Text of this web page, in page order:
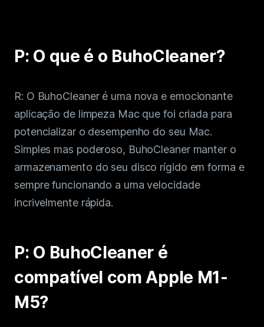
Privacidade
Refund
P: O que é o BuhoCleaner?
R: O BuhoCleaner é uma nova e emocionante
aplicação de limpeza Mac que foi criada para
potencializar o desempenho do seu Mac.
Simples mas poderoso, BuhoCleaner manter o
armazenamento do seu disco rígido em forma e
sempre funcionando a uma velocidade
incrivelmente rápida.
P: O BuhoCleaner é
compatível com Apple M1-
M5?